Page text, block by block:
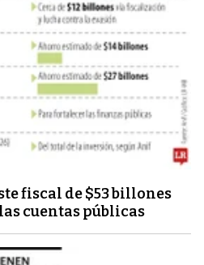
fiscal de $53 billones
cuentas públicas